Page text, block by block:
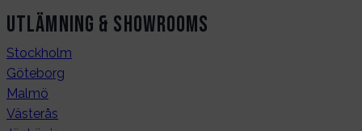
Utlämning & Showrooms
Stockholm
Göteborg
Malmö
Västerås